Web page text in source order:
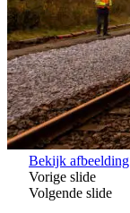
Bekijk afbeelding
Vorige slide
Volgende slide